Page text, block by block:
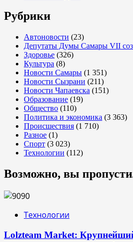
Рубрики
Автоновости (23)
Депутаты Думы Самары VII
Здоровье (326)
Культура (8)
Новости Самары (1 351)
Новости Сызрани (211)
Новости Чапаевска (151)
Образование (19)
Общество (110)
Политика и экономика (3 363)
Происшествия (1 710)
Разное (1)
Спорт (3 023)
Технологии (112)
Возможно, вы
Технологии
Lolzteam Market: